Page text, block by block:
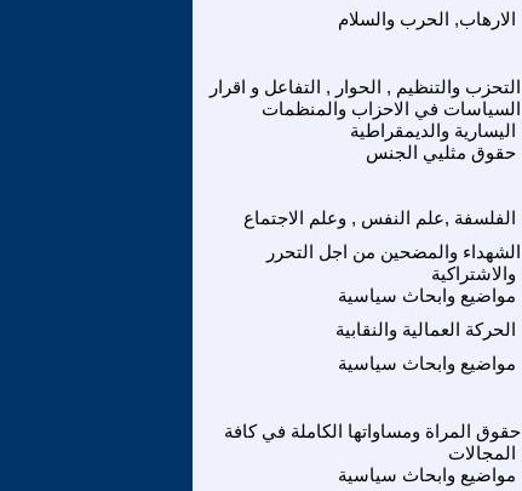
الارهاب, الحرب والسلام
التحزب والتنظيم , الحوار , التفاعل و اقرار
السياسات في الاحزاب والمنظمات
اليسارية والديمقراطية
حقوق مثليي الجنس
الفلسفة ,علم النفس , وعلم الاجتماع
الشهداء والمضحين من اجل التحرر
والاشتراكية
مواضيع وابحاث سياسية
الحركة العمالية والنقابية
مواضيع وابحاث سياسية
حقوق المراة ومساواتها الكاملة في كافة
المجالات
مواضيع وابحاث سياسية